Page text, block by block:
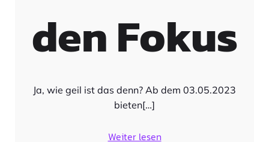
den Fokus
Ja, wie geil ist das denn? Ab dem 03.05.2023
bieten[…]
Weiter lesen